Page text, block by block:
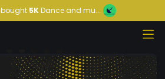
bought5KDance and mu...